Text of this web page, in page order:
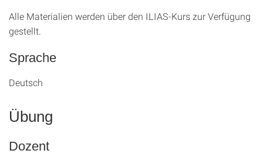
Alle Materialien werden über den ILIAS-Kurs zur Verfügung
gestellt.
Sprache
Deutsch
Übung
Dozent